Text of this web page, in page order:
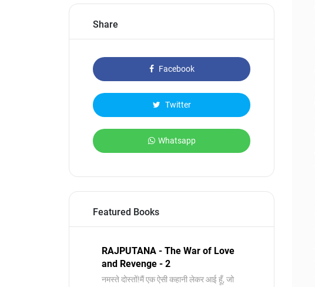
Share
Facebook
Twitter
Whatsapp
Featured Books
RAJPUTANA - The War of Love
and Revenge - 2
नमस्ते दोस्तों!मैं एक ऐसी कहानी लेकर आई हूँ, जो